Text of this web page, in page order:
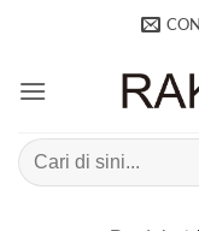
Search
for: